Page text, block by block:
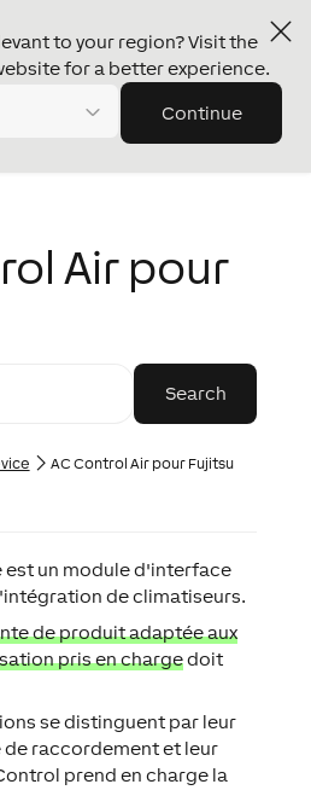
to your region? Visit the
for a better experience.
Continue
Air pour
AC Control Air pour Fujitsu
est un module d'interface
de climatiseurs.
de produit adaptée aux
pris en chargedoit
se distinguent par leur
raccordement et leur
prend en charge la